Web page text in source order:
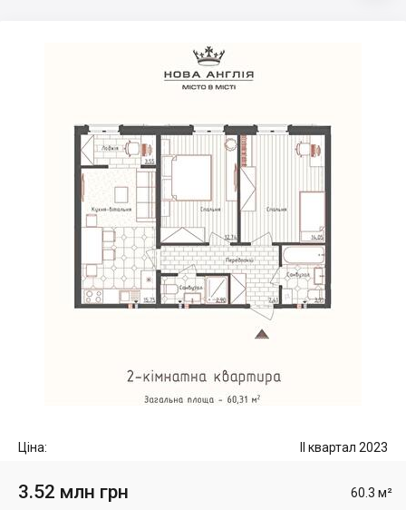
Ціна: II квартал 2023
3.52 млн грн 60.3 м²